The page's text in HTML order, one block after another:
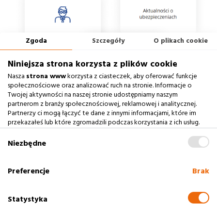
Zgoda Szczegóły O plikach cookie
Niniejsza strona korzysta z plików cookie
Nasza strona wwwkorzysta z ciasteczek, aby oferować funkcje
społecznościowe oraz analizować ruch na stronie. Informacje o
Twojej aktywności na naszej stronie udostępniamy naszym
partnerom z branży społecznościowej, reklamowej i analitycznej.
Partnerzy ci mogą łączyć te dane z innymi informacjami, które im
przekazałeś lub które zgromadzili podczas korzystania z ich usług.
na prawidłowe działanie serwisu
Niezbędne
Preferencje Brak
Statystyka